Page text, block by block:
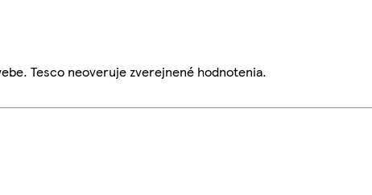
Tesco neoveruje zverejnené hodnotenia.